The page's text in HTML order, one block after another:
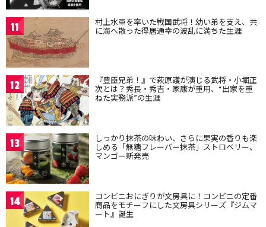
11 村上水軍を率いた戦国武将！幼い弟を支え、共
に海へ散った得居通幸の波乱に満ちた生涯
12 『豊臣兄弟！』で萩原護が演じる武将・小堀正
次とは？秀長・秀吉・家康が重用、“出家を重
ねた実務派”の生涯
13 しっかり抹茶の味わい、さらに果実の香りも楽
しめる「無糖フレーバー抹茶」ストロベリー、
マンゴー新発売
14 コンビニおにぎりが文房具に！コンビニの定番
商品をモチーフにした文房具シリーズ『ジムマ
ート』誕生